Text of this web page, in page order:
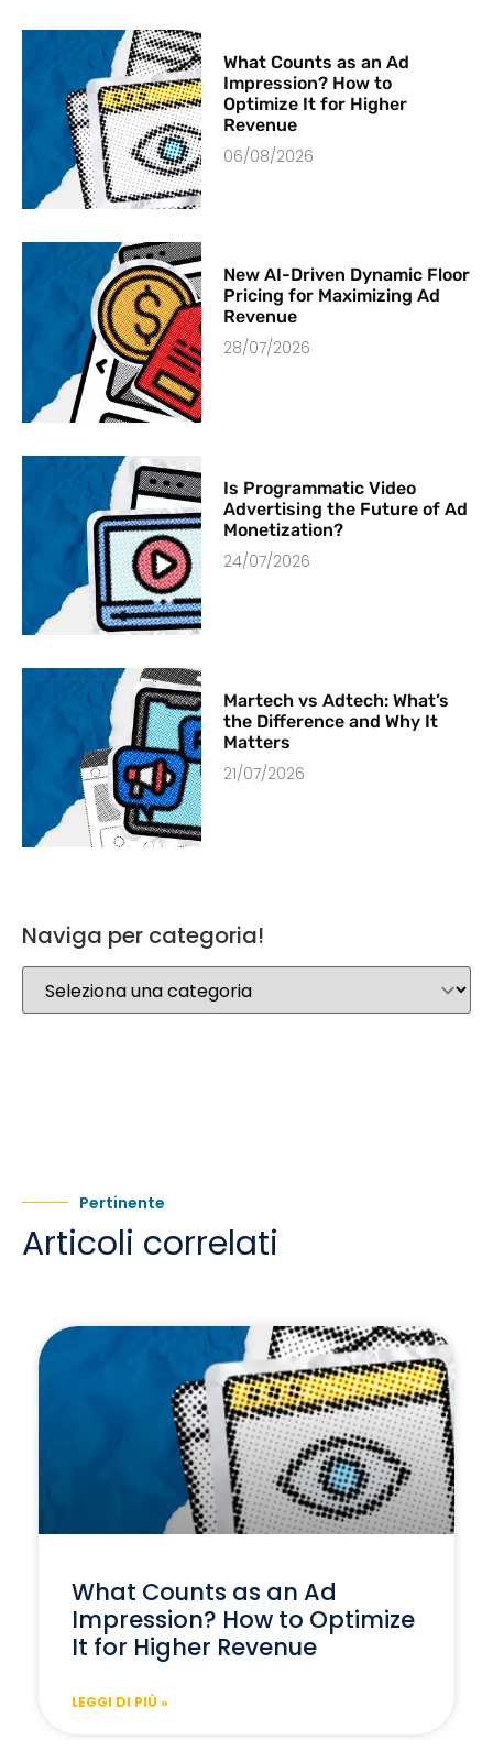
What Counts as an Ad
Impression? How to
Optimize It for Higher
Revenue
06/08/2026
New AI-Driven Dynamic Floor
Pricing for Maximizing Ad
Revenue
28/07/2026
Is Programmatic Video
Advertising the Future of Ad
Monetization?
24/07/2026
Martech vs Adtech: What’s
the Difference and Why It
Matters
21/07/2026
Naviga per categoria!
Pertinente
Articoli correlati
What Counts as an Ad
Impression? How to Optimize
It for Higher Revenue
LEGGI DI PIÙ »